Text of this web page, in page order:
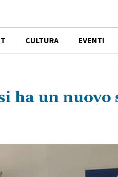
CULTURA EVENTI
ha un nuovo